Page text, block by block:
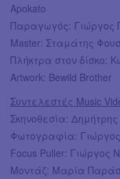
Apokato
Παραγωγός: Γιώργος
Master: Σταμάτης
Πλήκτρα στον δίσκο:
Artwork: Bewild Brother
Συντελεστές Music
Σκηνοθεσία: Δημήτρης
Φωτογραφία:
Focus Puller: Γιώργος
Μοντάζ: Μαρία